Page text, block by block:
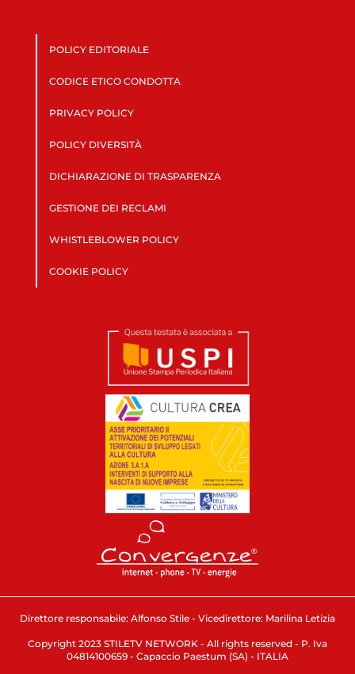
POLICY EDITORIALE
CODICE ETICO CONDOTTA
PRIVACY POLICY
POLICY DIVERSITÀ
DICHIARAZIONE DI TRASPARENZA
GESTIONE DEI RECLAMI
WHISTLEBLOWER POLICY
COOKIE POLICY
Direttore responsabile: Alfonso Stile - Vicedirettore: Marilina Letizia
Copyright 2023 STILETV NETWORK - All rights reserved - P. Iva
04814100659 - Capaccio Paestum (SA) - ITALIA